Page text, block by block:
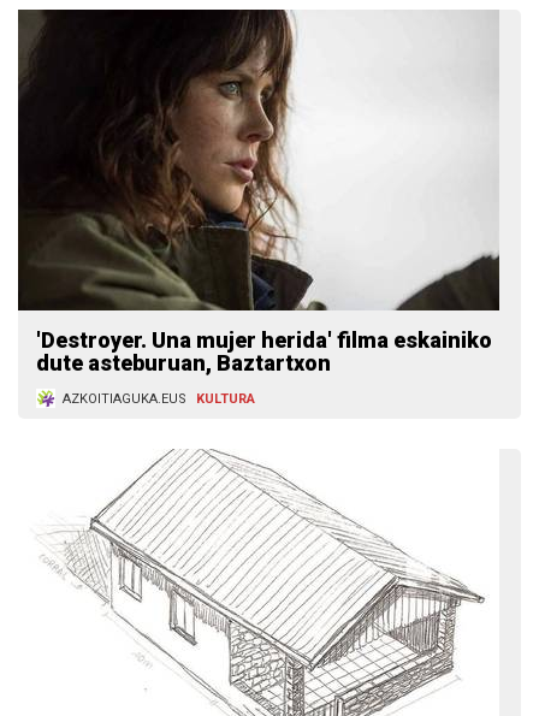
'Destroyer. Una mujer herida' filma eskainiko
dute asteburuan, Baztartxon
AZKOITIAGUKA.EUS KULTURA